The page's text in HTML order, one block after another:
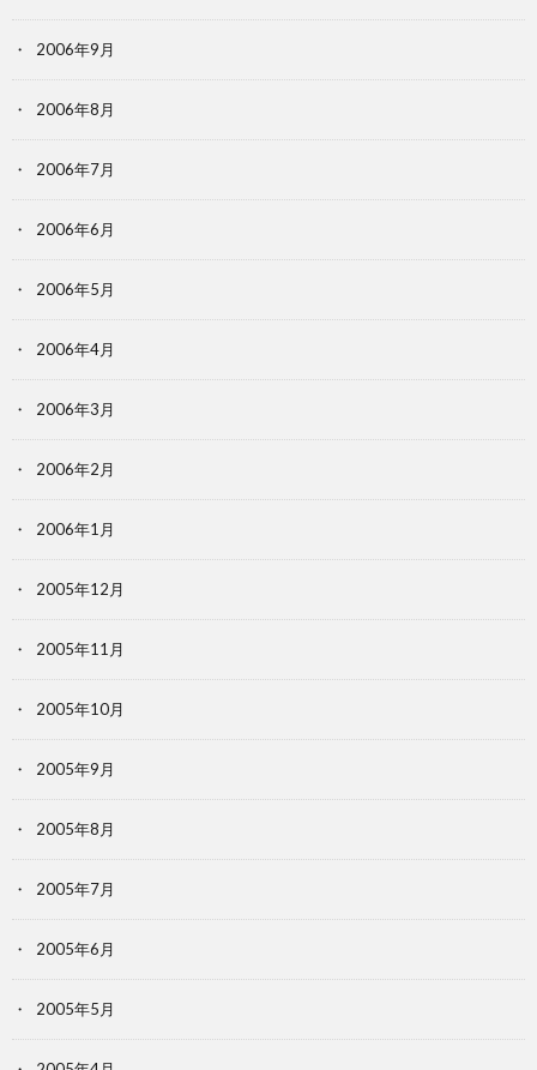
2006年9月
2006年8月
2006年7月
2006年6月
2006年5月
2006年4月
2006年3月
2006年2月
2006年1月
2005年12月
2005年11月
2005年10月
2005年9月
2005年8月
2005年7月
2005年6月
2005年5月